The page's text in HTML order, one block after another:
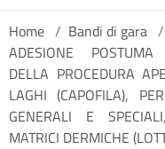
Home / Bandi di gara /
ADESIONE POSTUMA
DELLA PROCEDURA
LAGHI (CAPOFILA),
GENERALI E
MATRICI DERMICHE